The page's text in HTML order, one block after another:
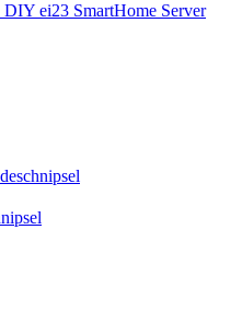
ei23 SmartHome Server